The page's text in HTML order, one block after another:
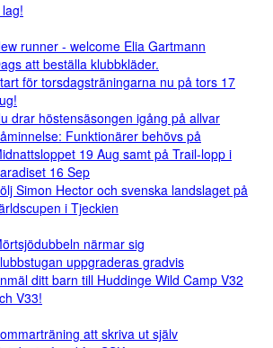
runner - welcome Elia Gartmann
att beställa klubbkläder.
för torsdagsträningarna nu på tors 17
drar höstensäsongen igång på allvar
Funktionärer behövs på
19 Aug samt på Trail-lopp i
16 Sep
Simon Hector och svenska landslaget på
i Tjeckien
närmar sig
uppgraderas gradvis
ditt barn till Huddinge Wild Camp V32
V33!
att skriva ut själv